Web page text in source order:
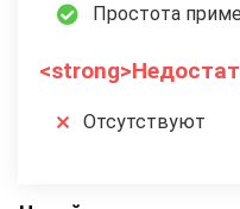
Простота
Отсутствуют